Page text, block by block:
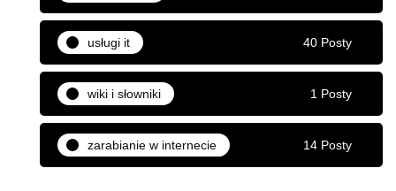
usługi it 40 Posty
wiki i słowniki 1 Posty
zarabianie w internecie 14 Posty